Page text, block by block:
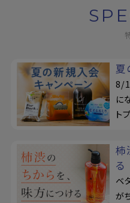
夏
8/
に
ト
柿
る
ベ
が